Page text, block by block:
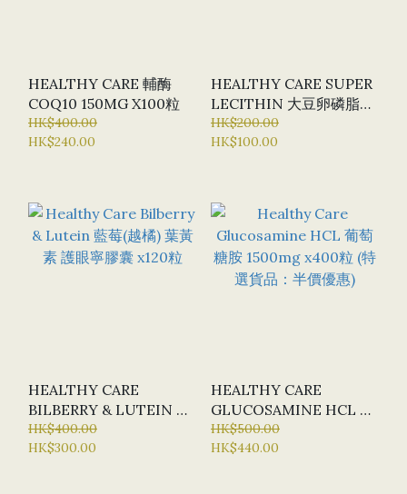
HEALTHY CARE 輔酶
COQ10 150MG X100粒
HK$400.00
HK$240.00
HEALTHY CARE SUPER
LECITHIN 大豆卵磷脂
1200MG X 100粒
HK$200.00
HK$100.00
HEALTHY CARE
BILBERRY & LUTEIN 藍
莓(越橘) 葉黃素 護眼寧膠
囊 X120粒
HK$400.00
HK$300.00
HEALTHY CARE
GLUCOSAMINE HCL 葡
萄糖胺 1500MG X400粒
(特選貨品：半價優惠)
HK$500.00
HK$440.00